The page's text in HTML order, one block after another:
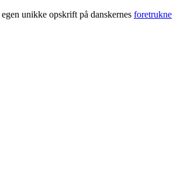
unikke opskrift på danskernes foretrukne